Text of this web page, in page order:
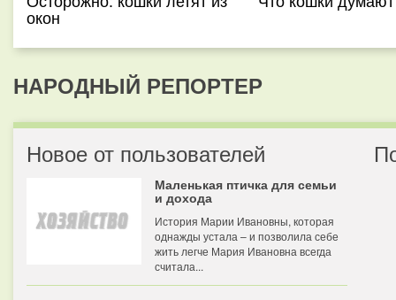
окон
НАРОДНЫЙ РЕПОРТЕР
Новое от пользователей
Маленькая птичка для семьи
и дохода
История Марии Ивановны, которая
однажды устала – и позволила себе
жить легче Мария Ивановна всегда
считала...